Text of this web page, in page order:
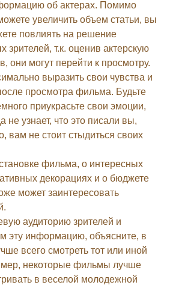
об актерах. Помимо
увеличить объем статьи, вы
повлиять на решение
зрителей, т.к. оценив актерскую
они могут перейти к просмотру.
выразить свои чувства и
просмотра фильма. Будьте
приукрасьте свои эмоции,
не узнает, что это писали вы,
вам не стоит стыдиться своих
фильма, о интересных
декорациях и о бюджете
может заинтересовать
аудиторию зрителей и
эту информацию, объясните, в
всего смотреть тот или иной
некоторые фильмы лучше
в веселой молодежной